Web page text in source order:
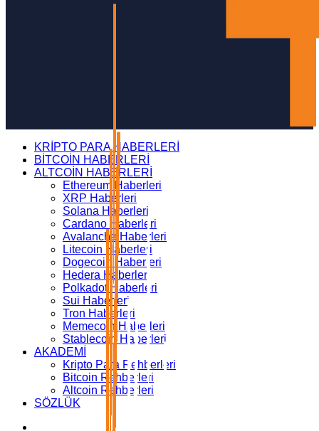
KRİPTO PARA HABERLERİ
BİTCOİN HABERLERİ
ALTCOİN HABERLERİ
Ethereum Haberleri
XRP Haberleri
Solana Haberleri
Cardano Haberleri
Avalanche Haberleri
Litecoin Haberleri
Dogecoin Haberleri
Hedera Haberleri
Polkadot Haberleri
Sui Haberleri
Tron Haberleri
Memecoin Haberleri
Stablecoin Haberleri
AKADEMİ
Kripto Para Rehberleri
Bitcoin Rehberleri
Altcoin Rehberleri
SÖZLÜK